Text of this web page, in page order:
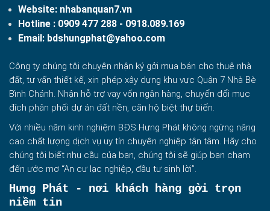
Website: nhabanquan7.vn
Hotline : 0909 477 288 - 0918.089.169
Email: bdshungphat@yahoo.com
Công ty chúng tôi chuyên nhận ký gởi mua bán cho thuê nhà
đất, tư vấn thiết kế, xin phép xây dựng khu vực Quận 7 Nhà Bè
Bình Chánh. Nhận hỗ trợ vay vốn ngân hàng, chuyển đổi mục
đích phân phối dự án đất nền, căn hộ biệt thự biển.
Với nhiều năm kinh nghiệm BĐS Hưng Phát không ngừng nâng
cao chất lượng dịch vụ uy tín chuyên nghiệp tận tâm. Hãy cho
chúng tôi biết nhu cầu của bạn, chúng tôi sẽ giúp bạn chạm
đến ước mơ “An cư lạc nghiệp, đầu tư sinh lời”.
Hưng Phát - nơi khách hàng gởi trọn
niềm tin